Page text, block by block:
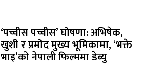
‘पच्चीस पच्चीस’ घोषणा: अभिषेक,
खुशी र प्रमोद मुख्य भूमिकामा, ‘भक्ते
भाइ’को नेपाली फिल्ममा डेब्यु